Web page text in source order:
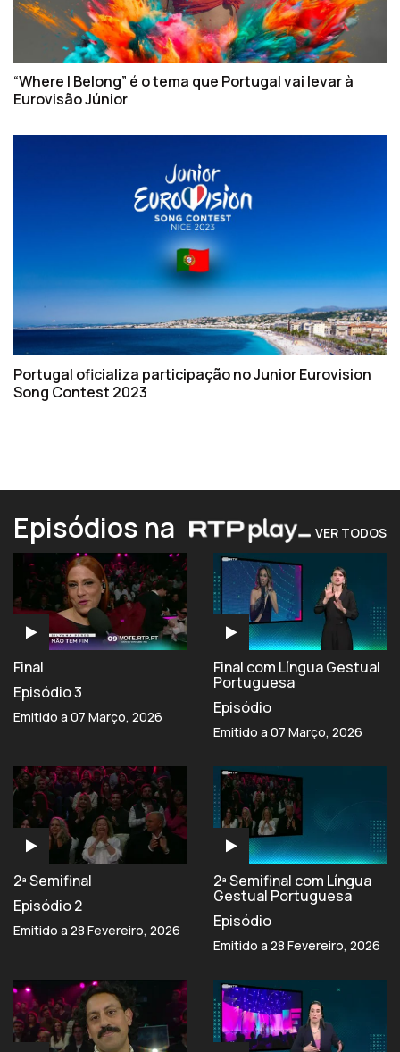
“Where I Belong” é o tema que Portugal vai levar à
Eurovisão Júnior
Portugal oficializa participação no Junior Eurovision
Song Contest 2023
Episódios na VER TODOS
Final
Episódio 3
Emitido a 07 Março, 2026
Final com Língua Gestual
Portuguesa
Episódio
Emitido a 07 Março, 2026
2ª Semifinal
Episódio 2
Emitido a 28 Fevereiro, 2026
2ª Semifinal com Língua
Gestual Portuguesa
Episódio
Emitido a 28 Fevereiro, 2026